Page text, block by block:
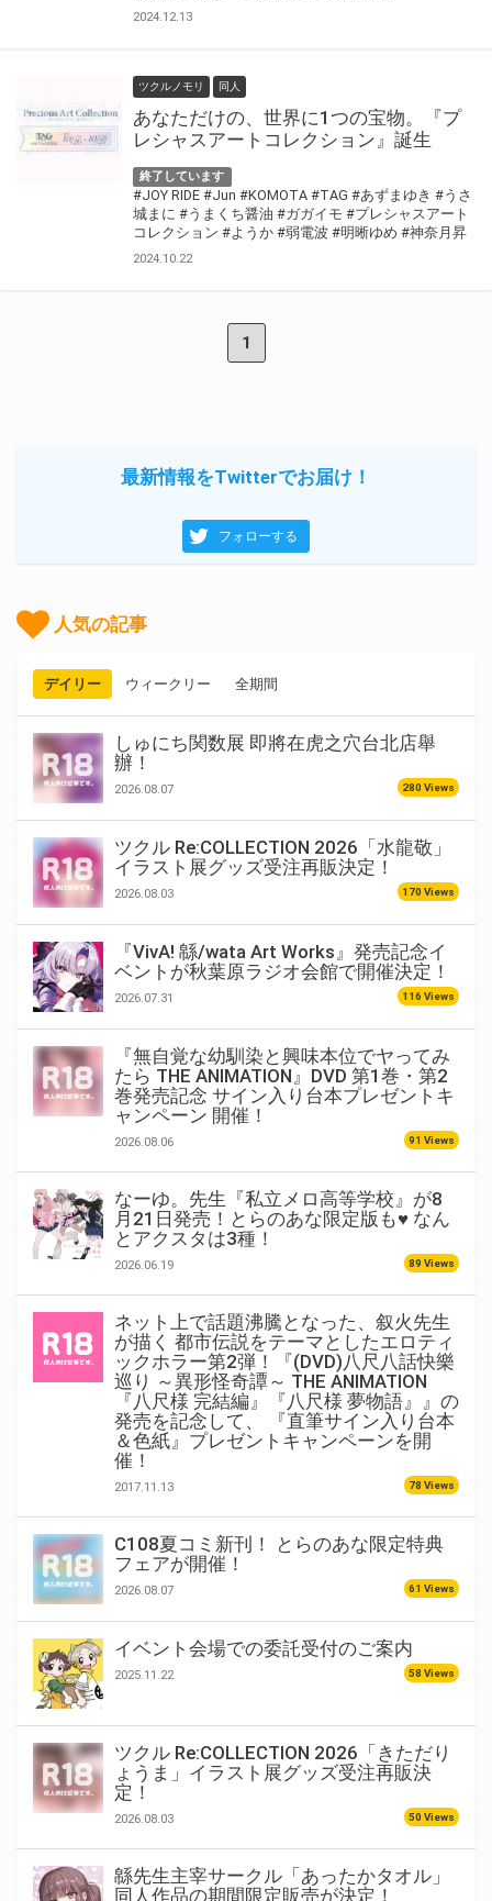
2024.12.13
ツクルノモリ 同人
あなただけの、世界に1つの宝物。『プ
レシャスアートコレクション』誕生
終了しています
#JOY RIDE #Jun #KOMOTA #TAG #あずまゆき #うさ
城まに #うまくち醤油 #ガガイモ #プレシャスアート
コレクション #ようか #弱電波 #明晰ゆめ #神奈月昇
2024.10.22
1
最新情報をTwitterでお届け！
フォローする
人気の記事
デイリー ウィークリー 全期間
しゅにち関数展 即將在虎之穴台北店舉
辦！
2026.08.07 280 Views
ツクル Re:COLLECTION 2026「水龍敬」
イラスト展グッズ受注再販決定！
2026.08.03 170 Views
『VivA! 緜/wata Art Works』発売記念イ
ベントが秋葉原ラジオ会館で開催決定！
2026.07.31 116 Views
『無自覚な幼馴染と興味本位でヤってみ
たら THE ANIMATION』DVD 第1巻・第2
巻発売記念 サイン入り台本プレゼントキ
ャンペーン 開催！
2026.08.06 91 Views
なーゆ。先生『私立メロ高等学校』が8
月21日発売！とらのあな限定版も♥ なん
とアクスタは3種！
2026.06.19 89 Views
ネット上で話題沸騰となった、叙火先生
が描く 都市伝説をテーマとしたエロティ
ックホラー第2弾！『(DVD)八尺八話快樂
巡り ～異形怪奇譚～ THE ANIMATION
『八尺様 完結編』『八尺様 夢物語』』の
発売を記念して、 『直筆サイン入り台本
＆色紙』プレゼントキャンペーンを開
催！
2017.11.13 78 Views
C108夏コミ新刊！ とらのあな限定特典
フェアが開催！
2026.08.07 61 Views
イベント会場での委託受付のご案内
2025.11.22 58 Views
ツクル Re:COLLECTION 2026「きただり
ょうま」イラスト展グッズ受注再販決
定！
2026.08.03 50 Views
緜先生主宰サークル「あったかタオル」
同人作品の期間限定販売が決定！